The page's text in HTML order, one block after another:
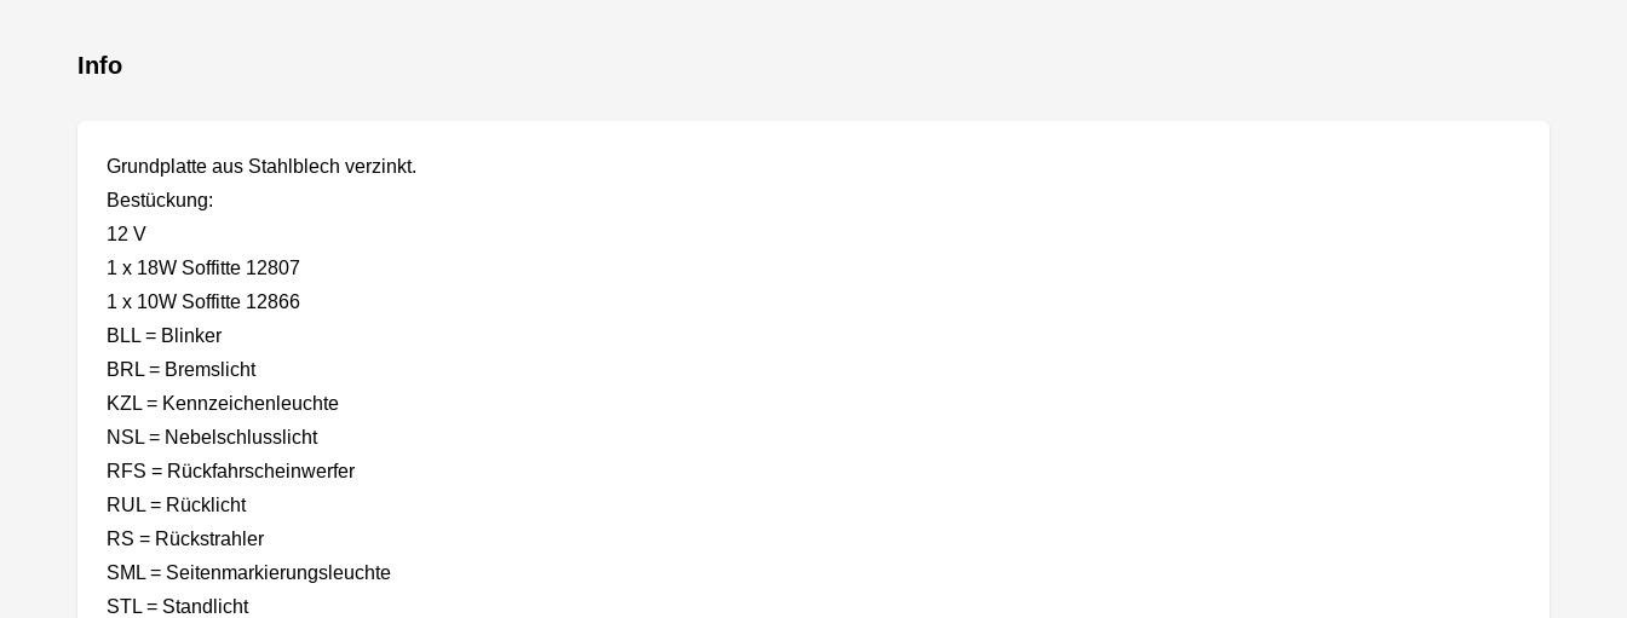
Info
Grundplatte aus Stahlblech verzinkt.
Bestückung:
12 V
1 x 18W Soffitte 12807
1 x 10W Soffitte 12866
BLL = Blinker
BRL = Bremslicht
KZL = Kennzeichenleuchte
NSL = Nebelschlusslicht
RFS = Rückfahrscheinwerfer
RUL = Rücklicht
RS = Rückstrahler
SML = Seitenmarkierungsleuchte
STL = Standlicht